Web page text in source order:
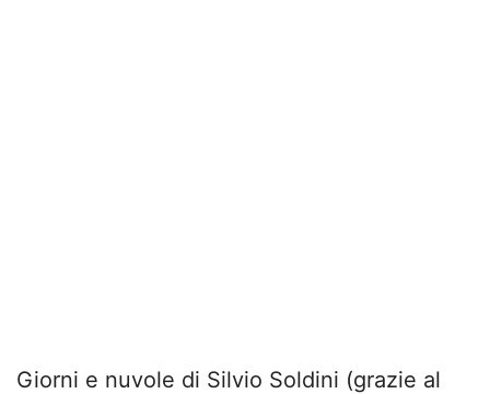
Giorni e nuvole di Silvio Soldini (grazie al